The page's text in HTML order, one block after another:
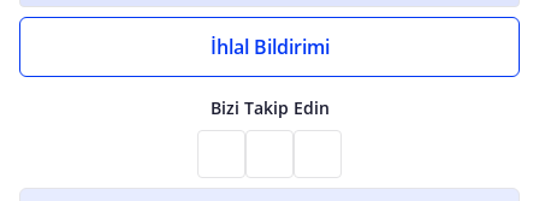
İhlal Bildirimi
Bizi Takip Edin